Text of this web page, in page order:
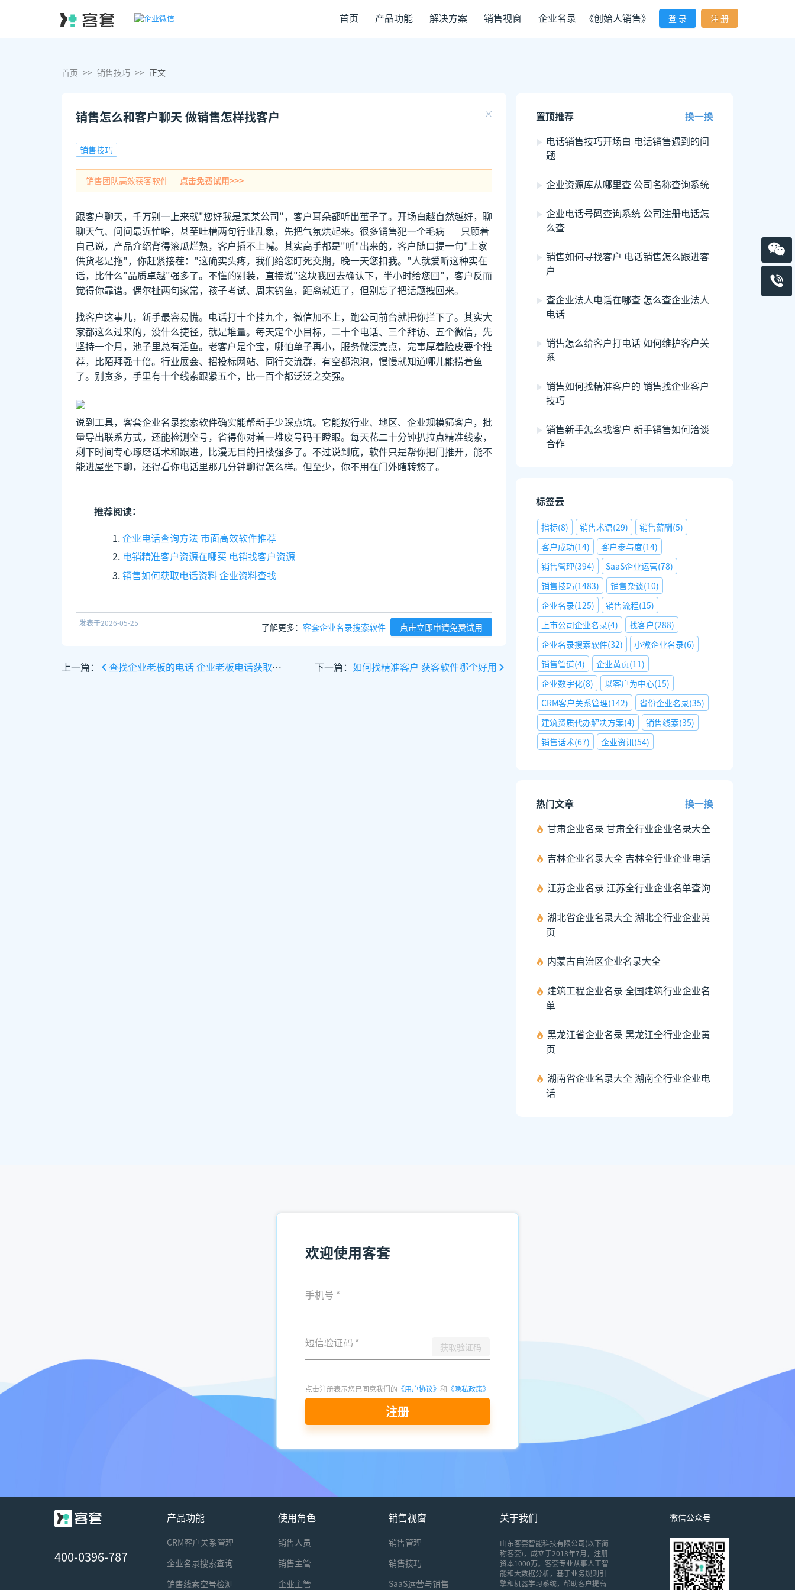
首页 产品功能 解决方案 销售视窗 企业名录 《创始人销售》 登 录 注 册
首页 >> 销售技巧 >> 正文
销售怎么和客户聊天 做销售怎样找客户
销售技巧
销售团队高效获客软件 — 点击免费试用>>>
跟客户聊天，千万别一上来就"您好我是某某公司"，客户耳朵都听出茧子了。开场白越自然越好，聊
聊天气、问问最近忙啥，甚至吐槽两句行业乱象，先把气氛烘起来。很多销售犯一个毛病——只顾着
自己说，产品介绍背得滚瓜烂熟，客户插不上嘴。其实高手都是"听"出来的，客户随口提一句"上家
供货老是拖"，你赶紧接茬："这确实头疼，我们给您盯死交期，晚一天您扣我。"人就爱听这种实在
话，比什么"品质卓越"强多了。不懂的别装，直接说"这块我回去确认下，半小时给您回"，客户反而
觉得你靠谱。偶尔扯两句家常，孩子考试、周末钓鱼，距离就近了，但别忘了把话题拽回来。
找客户这事儿，新手最容易慌。电话打十个挂九个，微信加不上，跑公司前台就把你拦下了。其实大
家都这么过来的，没什么捷径，就是堆量。每天定个小目标，二十个电话、三个拜访、五个微信，先
坚持一个月，池子里总有活鱼。老客户是个宝，哪怕单子再小，服务做漂亮点，完事厚着脸皮要个推
荐，比陌拜强十倍。行业展会、招投标网站、同行交流群，有空都泡泡，慢慢就知道哪儿能捞着鱼
了。别贪多，手里有十个线索跟紧五个，比一百个都泛泛之交强。
说到工具，客套企业名录搜索软件确实能帮新手少踩点坑。它能按行业、地区、企业规模筛客户，批
量导出联系方式，还能检测空号，省得你对着一堆废号码干瞪眼。每天花二十分钟扒拉点精准线索，
剩下时间专心琢磨话术和跟进，比漫无目的扫楼强多了。不过说到底，软件只是帮你把门推开，能不
能进屋坐下聊，还得看你电话里那几分钟聊得怎么样。但至少，你不用在门外瞎转悠了。
推荐阅读：
企业电话查询方法 市面高效软件推荐
电销精准客户资源在哪买 电销找客户资源
销售如何获取电话资料 企业资料查找
发表于2026-05-25 了解更多： 客套企业名录搜索软件 点击立即申请免费试用
上一篇： 查找企业老板的电话 企业老板电话获取方式 下一篇： 如何找精准客户 获客软件哪个好用
置顶推荐
换一换
电话销售技巧开场白 电话销售遇到的问
题
企业资源库从哪里查 公司名称查询系统
企业电话号码查询系统 公司注册电话怎
么查
销售如何寻找客户 电话销售怎么跟进客
户
查企业法人电话在哪查 怎么查企业法人
电话
销售怎么给客户打电话 如何维护客户关
系
销售如何找精准客户的 销售找企业客户
技巧
销售新手怎么找客户 新手销售如何洽谈
合作
标签云
指标(8) 销售术语(29) 销售薪酬(5)
客户成功(14) 客户参与度(14)
销售管理(394) SaaS企业运营(78)
销售技巧(1483) 销售杂谈(10)
企业名录(125) 销售流程(15)
上市公司企业名录(4) 找客户(288)
企业名录搜索软件(32) 小微企业名录(6)
销售管道(4) 企业黄页(11)
企业数字化(8) 以客户为中心(15)
CRM客户关系管理(142) 省份企业名录(35)
建筑资质代办解决方案(4) 销售线索(35)
销售话术(67) 企业资讯(54)
热门文章
换一换
甘肃企业名录 甘肃全行业企业名录大全
吉林企业名录大全 吉林全行业企业电话
江苏企业名录 江苏全行业企业名单查询
湖北省企业名录大全 湖北全行业企业黄
页
内蒙古自治区企业名录大全
建筑工程企业名录 全国建筑行业企业名
单
黑龙江省企业名录 黑龙江全行业企业黄
页
湖南省企业名录大全 湖南全行业企业电
话
欢迎使用客套
手机号 *
短信验证码 * 获取验证码
点击注册表示您已同意我们的 《用户协议》 和 《隐私政策》
注册
400-0396-787
产品功能
CRM客户关系管理
企业名录搜索查询
销售线索空号检测
使用角色
销售人员
销售主管
企业主管
销售视窗
销售管理
销售技巧
SaaS运营与销售
关于我们
山东客套智能科技有限公司(以下简
称客套)，成立于2018年7月，注册
资本1000万。客套专业从事人工智
能和大数据分析，基于业务规则引
擎和机器学习系统，帮助客户提高
微信公众号